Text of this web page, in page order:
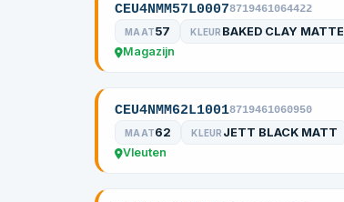
CEU4NMM57L00078719461064422
MAAT57 KLEUR BAKED CLAY MATTE
Magazijn
CEU4NMM62L10018719461060950
MAAT62 KLEUR JETT BLACK MATT
Vleuten